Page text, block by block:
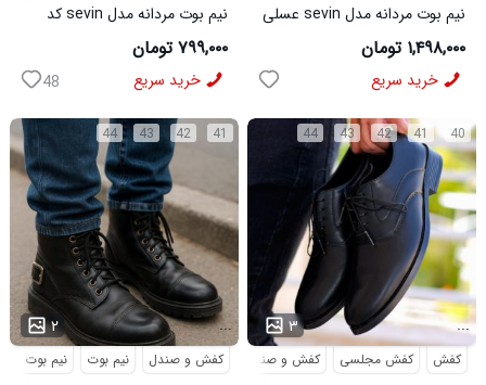
نیم بوت مردانه مدل sevin کد
6427
۷۹۹,۰۰۰ تومان
خرید سریع 48
نیم بوت مردانه مدل sevin عسلی
کد 6426
۱,۴۹۸,۰۰۰ تومان
خرید سریع
41
42
43
44
۲ ...
کفش و صندل نیم بوت نیم بوت
40
41
42
43
44
۳ ...
کفش کفش مجلسی کفش و صندل